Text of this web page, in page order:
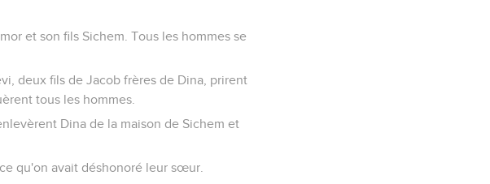
et son fils Sichem. Tous les hommes se
deux fils de Jacob frères de Dina, prirent
tous les hommes.
Dina de la maison de Sichem et
qu'on avait déshonoré leur sœur.